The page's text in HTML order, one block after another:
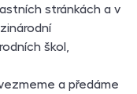
stránkách a v
škol,
a předáme